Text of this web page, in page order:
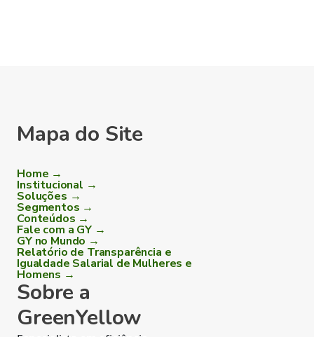
Mapa do Site
Home →
Institucional →
Soluções →
Segmentos →
Conteúdos →
Fale com a GY →
GY no Mundo →
Relatório de Transparência e
Igualdade Salarial de Mulheres e
Homens →
Sobre a
GreenYellow